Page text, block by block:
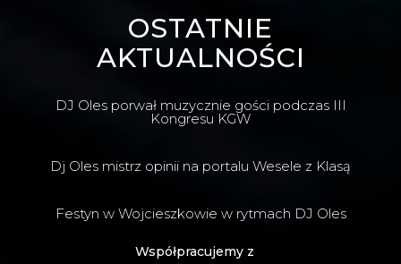
OSTATNIE
AKTUALNOŚCI
DJ Oles porwał muzycznie gości podczas III
Kongresu KGW
Dj Oles mistrz opinii na portalu Wesele z Klasą
Festyn w Wojcieszkowie w rytmach DJ Oles
Współpracujemy z